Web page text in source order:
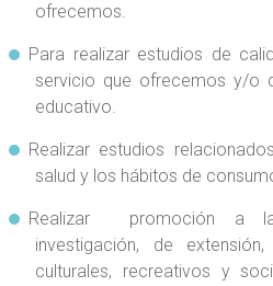
ofrecemos.
Para realizar estudios de
servicio que ofrecemos y/o
educativo.
Realizar estudios
salud y los hábitos de
Realizar promoción a
investigación, de
culturales, recreativos y